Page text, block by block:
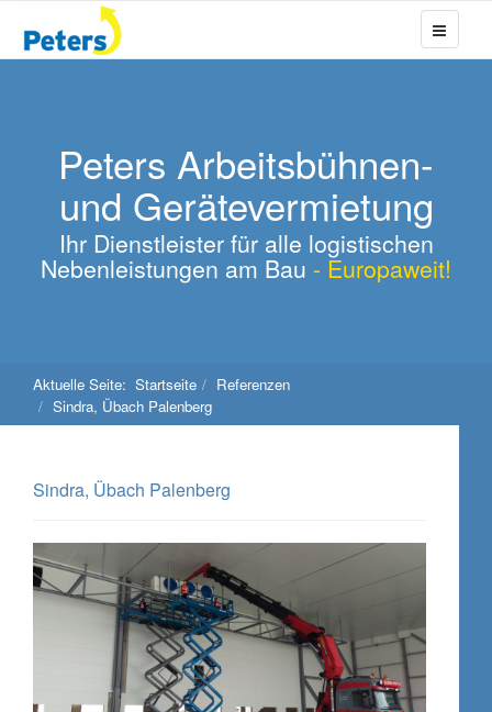
Peters Arbeitsbühnen-
und Gerätevermietung
Ihr Dienstleister für alle logistischen
Nebenleistungen am Bau - Europaweit!
Aktuelle Seite: Startseite
Referenzen
Sindra, Übach Palenberg
Sindra, Übach Palenberg